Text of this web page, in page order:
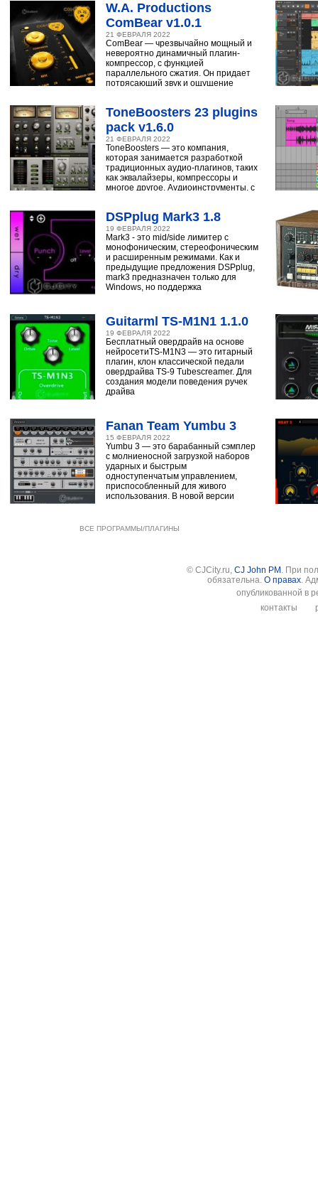
W.A. Productions
ComBear v1.0.1
21 ФЕВРАЛЯ 2022
ComBear — чрезвычайно мощный и
невероятно динамичный плагин-
компрессор, с функцией
параллельного сжатия. Он придает
потрясающий звук и ощущение
ToneBoosters 23 plugins
pack v1.6.0
21 ФЕВРАЛЯ 2022
ToneBoosters — это компания,
которая занимается разработкой
традиционных аудио-плагинов, таких
как эквалайзеры, компрессоры и
многое другое. Аудиоинструменты, с
DSPplug Mark3 1.8
19 ФЕВРАЛЯ 2022
Mark3 - это mid/side лимитер с
монофоническим, стереофоническим
и расширенным режимами. Как и
предыдущие предложения DSPplug,
mark3 предназначен только для
Windows, но поддержка
Guitarml TS-M1N1 1.1.0
19 ФЕВРАЛЯ 2022
Бесплатный овердрайв на основе
нейросетиTS-M1N3 — это гитарный
плагин, клон классической педали
овердрайва TS-9 Tubescreamer. Для
создания модели поведения ручек
драйва
Fanan Team Yumbu 3
15 ФЕВРАЛЯ 2022
Yumbu 3 — это барабанный сэмплер
с молниеносной загрузкой наборов
ударных и быстрым
одноступенчатым управлением,
приспособленный для живого
использования. В новой версии
ВСЕ ПРОГРАММЫ/ПЛАГИНЫ
© CJCity.ru, CJ John PM . При
обязательна. О правах.
опубликованной в
контакты